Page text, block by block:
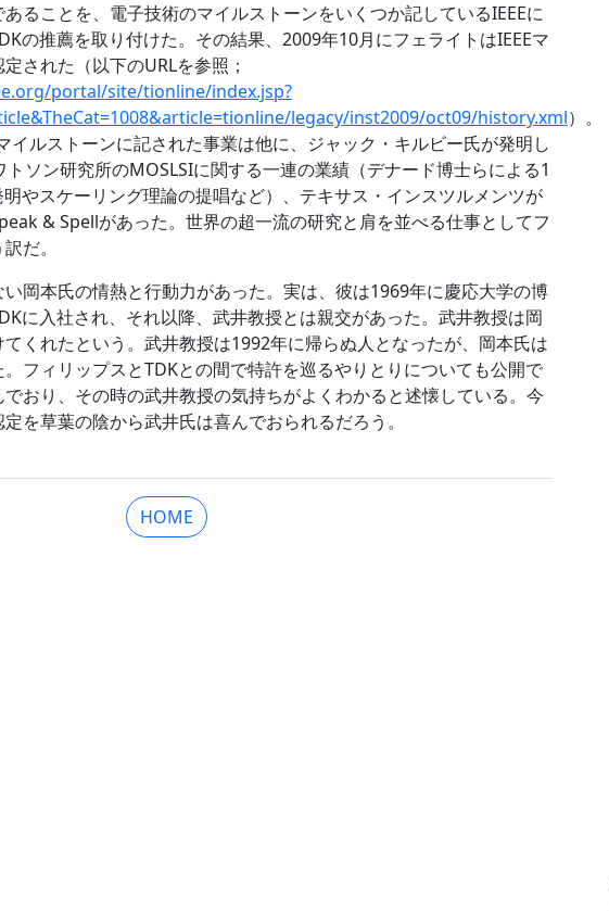
ることを、電子技術のマイルストーンをいくつか記しているIEEEに
の推薦を取り付けた。その結果、2009年10月にフェライトはIEEEマ
された（以下のURLを参照；
portal/site/tionline/index.jsp?
legacy/inst2009/oct09/history.xml）。
イルストーンに記された事業は他に、ジャック・キルビー氏が発明し
ソン研究所のMOSLSIに関する一連の業績（デナード博士らによる1
やスケーリング理論の提唱など）、テキサス・インスツルメンツが
& Spellがあった。世界の超一流の研究と肩を並べる仕事としてフ
だ。
岡本氏の情熱と行動力があった。実は、彼は1969年に慶応大学の博
に入社され、それ以降、武井教授とは親交があった。武井教授は岡
くれたという。武井教授は1992年に帰らぬ人となったが、岡本氏は
フィリップスとTDKとの間で特許を巡るやりとりについても公開で
おり、その時の武井教授の気持ちがよくわかると述懐している。今
を草葉の陰から武井氏は喜んでおられるだろう。
HOME